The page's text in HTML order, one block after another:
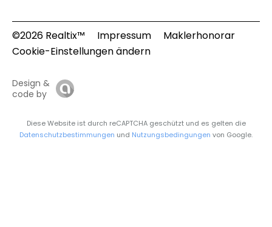
©2026 Realtix™ Impressum
Maklerhonorar
Cookie-Einstellungen ändern
Design &
code by
Diese Website ist durch reCAPTCHA geschützt und es gelten die
Datenschutzbestimmungen und Nutzungsbedingungen von Google.